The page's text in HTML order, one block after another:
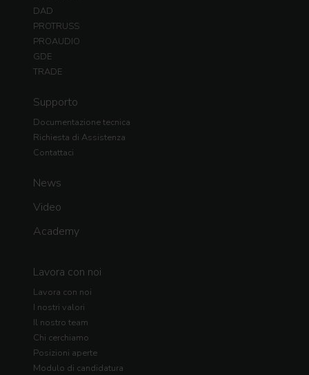
DAD
PROTRUSS
PROAUDIO
GDE
TRADE
Supporto
Documentazione tecnica
Richiesta di Assistenza
Contattaci
News
Video
Academy
Lavora con noi
Lavora con noi
I nostri valori
Il nostro team
Chi cerchiamo
Posizioni aperte
Modulo di candidatura